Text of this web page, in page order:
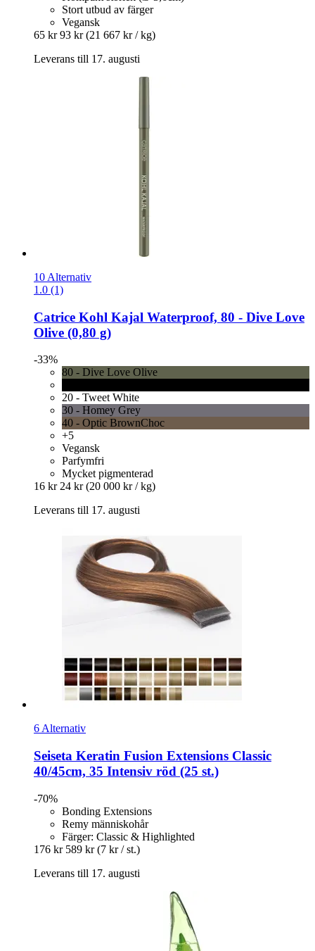
Stort utbud av färger
Vegansk
65 kr 93 kr (21 667 kr / kg)
Leverans till 17. augusti
10 Alternativ
1.0 (1)
Catrice Kohl Kajal Waterproof, 80 -​ Dive Love
Olive (0,80 g)
-33%
80 - Dive Love Olive
20 - Tweet White
30 - Homey Grey
40 - Optic BrownChoc
+5
Vegansk
Parfymfri
Mycket pigmenterad
16 kr 24 kr (20 000 kr / kg)
Leverans till 17. augusti
6 Alternativ
Seiseta Keratin Fusion Extensions Classic
40/45cm, 35 Intensiv röd (25 st.)
-70%
Bonding Extensions
Remy människohår
Färger: Classic & Highlighted
176 kr 589 kr (7 kr / st.)
Leverans till 17. augusti